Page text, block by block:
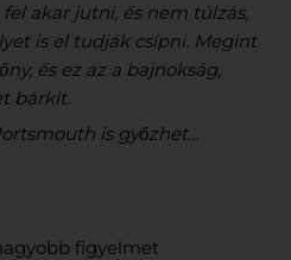
akar jutni, és nem túlzás,
is el tudják csípni. Megint
és ez az a bajnokság,
bárkit.
is győzhet…
figyelmet